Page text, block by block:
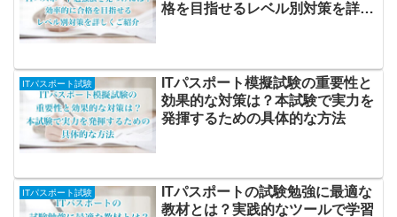
格を目指せるレベル別対策を詳し
ITパスポート試験
ITパスポート模擬試験の重要性と
効果的な対策は？本試験で実力を
発揮するための具体的な方法
ITパスポート試験
ITパスポートの試験勉強に最適な
教材とは？実践的なツールで学習